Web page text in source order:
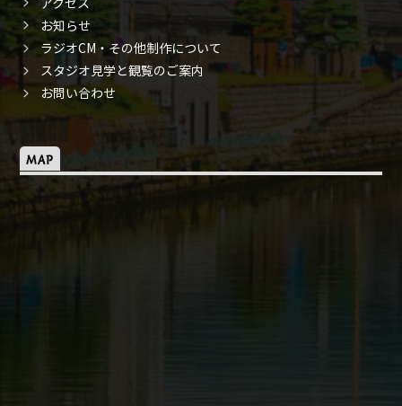
お知らせ
ラジオCM・その他制作について
スタジオ見学と観覧のご案内
お問い合わせ
MAP